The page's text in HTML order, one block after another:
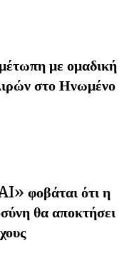
με ομαδική
στο Ηνωμένο
φοβάται ότι η
θα αποκτήσει